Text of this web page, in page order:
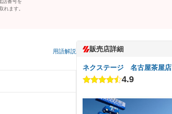
話番号を
れます。
用語解説 販売店詳細
ネクステージ 名古屋茶屋店
4.9